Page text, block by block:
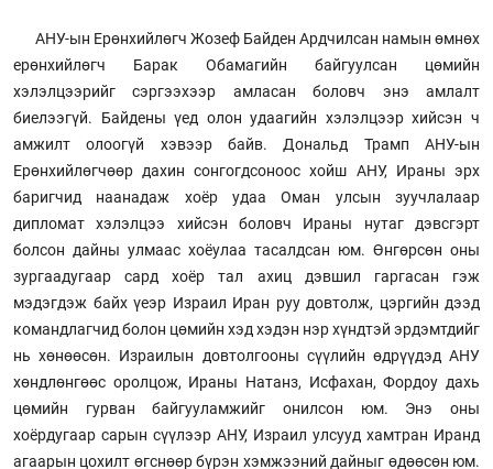
АНУ-ын Ерөнхийлөгч Жозеф Байден Ардчилсан намын өмнөх
ерөнхийлөгч Барак Обамагийн байгуулсан цөмийн
хэлэлцээрийг сэргээхээр амласан боловч энэ амлалт
биелээгүй. Байдены үед олон удаагийн хэлэлцээр хийсэн ч
амжилт олоогүй хэвээр байв. Дональд Трамп АНУ-ын
Ерөнхийлөгчөөр дахин сонгогдсоноос хойш АНУ, Ираны эрх
баригчид наанадаж хоёр удаа Оман улсын зуучлалаар
дипломат хэлэлцээ хийсэн боловч Ираны нутаг дэвсгэрт
болсон дайны улмаас хоёулаа тасалдсан юм. Өнгөрсөн оны
зургаадугаар сард хоёр тал ахиц дэвшил гаргасан гэж
мэдэгдэж байх үеэр Израил Иран руу довтолж, цэргийн дээд
командлагчид болон цөмийн хэд хэдэн нэр хүндтэй эрдэмтдийг
нь хөнөөсөн. Израилын довтолгооны сүүлийн өдрүүдэд АНУ
хөндлөнгөөс оролцож, Ираны Натанз, Исфахан, Фордоу дахь
цөмийн гурван байгууламжийг онилсон юм. Энэ оны
хоёрдугаар сарын сүүлээр АНУ, Израил улсууд хамтран Иранд
агаарын цохилт өгснөөр бүрэн хэмжээний дайныг өдөөсөн юм.